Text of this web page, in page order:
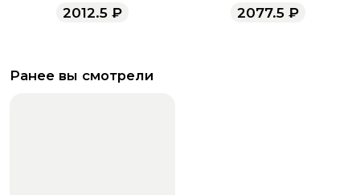
2012.5 ₽ 2077.5₽
Ранее вы смотрели